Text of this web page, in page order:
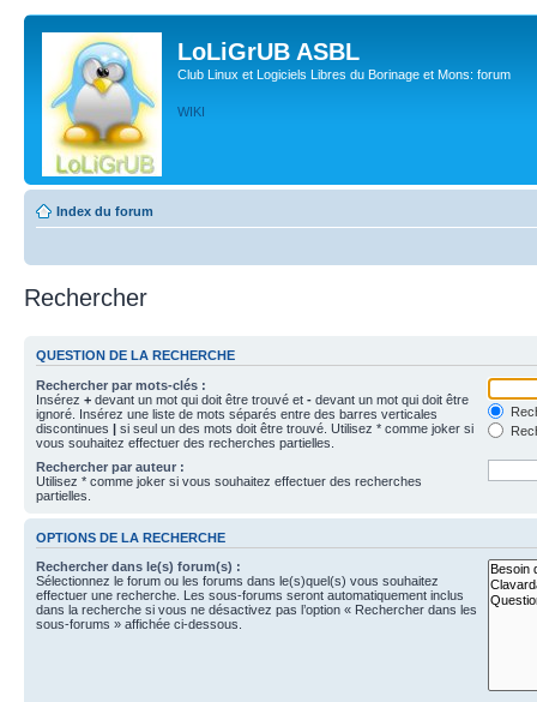
LoLiGrUB ASBL
Club Linux et Logiciels Libres du Borinage et Mons: forum
WIKI
Index du forum
Rechercher
QUESTION DE LA RECHERCHE
Rechercher par mots-clés :
Insérez + devant un mot qui doit être trouvé et - devant un mot qui doit être
ignoré. Insérez une liste de mots séparés entre des barres verticales
discontinues | si seul un des mots doit être trouvé. Utilisez * comme joker si
vous souhaitez effectuer des recherches partielles.
Rechercher par auteur :
Utilisez * comme joker si vous souhaitez effectuer des recherches
partielles.
OPTIONS DE LA RECHERCHE
Rechercher dans le(s) forum(s) :
Sélectionnez le forum ou les forums dans le(s)quel(s) vous souhaitez
effectuer une recherche. Les sous-forums seront automatiquement inclus
dans la recherche si vous ne désactivez pas l’option « Rechercher dans les
sous-forums » affichée ci-dessous.